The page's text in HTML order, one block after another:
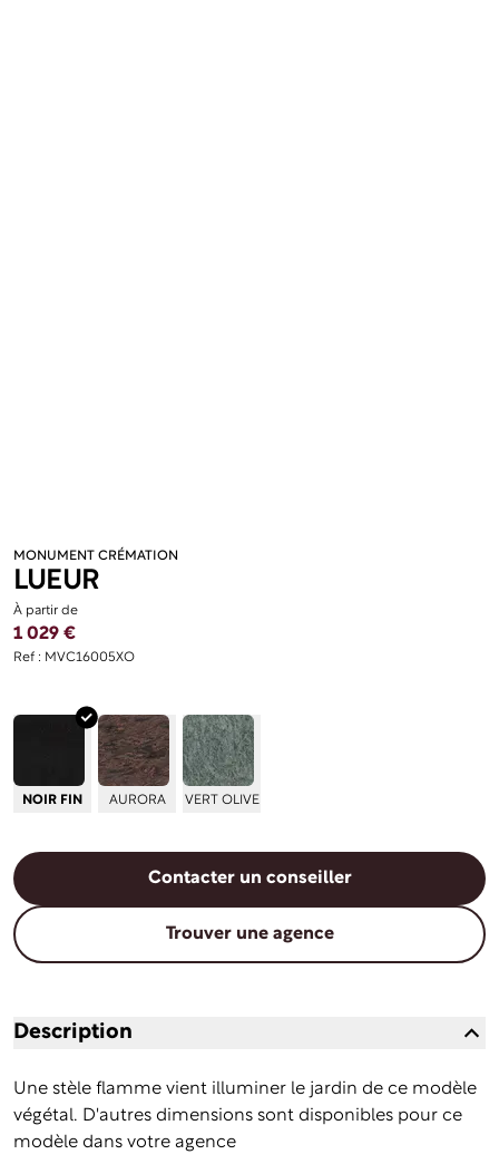
MONUMENT CRÉMATION
LUEUR
À partir de
1 029 €
Ref : MVC16005XO
NOIR FIN AURORA VERT OLIVE
Contacter un conseiller
Trouver une agence
Description
Une stèle flamme vient illuminer le jardin de ce modèle
végétal. D'autres dimensions sont disponibles pour ce
modèle dans votre agence